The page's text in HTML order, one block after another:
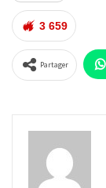
3 659
Partager